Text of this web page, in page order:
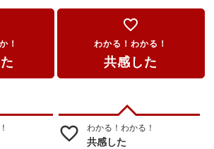
！
favorite_border
わかる！わかる！
共感した
favorite_border わかる！わかる！
共感した